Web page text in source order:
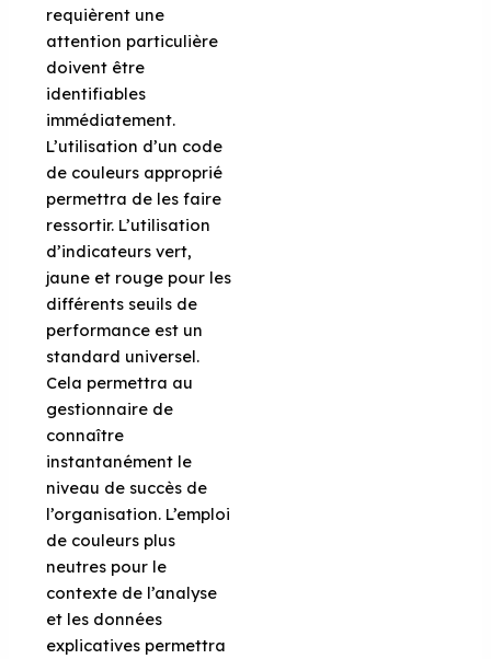
requièrent une
attention particulière
doivent être
identifiables
immédiatement.
L’utilisation d’un code
de couleurs approprié
permettra de les faire
ressortir. L’utilisation
d’indicateurs vert,
jaune et rouge pour les
différents seuils de
performance est un
standard universel.
Cela permettra au
gestionnaire de
connaître
instantanément le
niveau de succès de
l’organisation. L’emploi
de couleurs plus
neutres pour le
contexte de l’analyse
et les données
explicatives permettra